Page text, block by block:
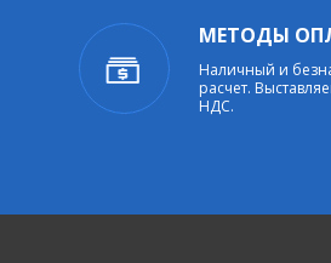
МЕТОДЫ
Наличный и
расчет.
НДС.